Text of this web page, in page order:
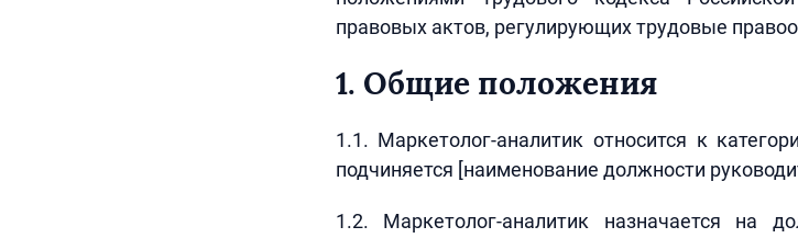
правовых актов, регулирующих трудовые
1. Общие положения
1.1. Маркетолог-аналитик относится к
подчиняется [наименование должности
1.2. Маркетолог-аналитик назначается на